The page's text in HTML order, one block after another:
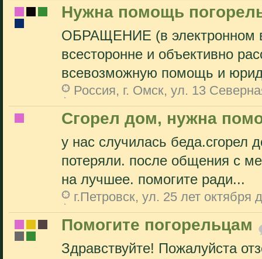
Нужна помощь
ОБРАЩЕНИЕ (в электронном
всесторонне и объективно
всевозможную помощь и
Россия, г. Омск, ул. 13
Сгорел дом, нужна
у нас случилась
потеряли. после общения с
на лучшее. помогите ради...
г.Петровск, ул. 25 лет октября
Помогите погорельцам
Здравствуйте! Пожалуйста